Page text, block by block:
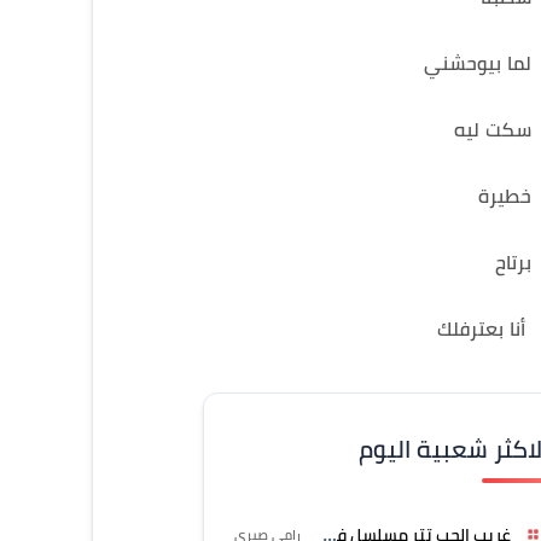
لما بيوحشني
سكت ليه
خطيرة
برتاح
أنا بعترفلك
شعبية اليوم
غريب الحب تتر مسلسل فرصة رامي صبري